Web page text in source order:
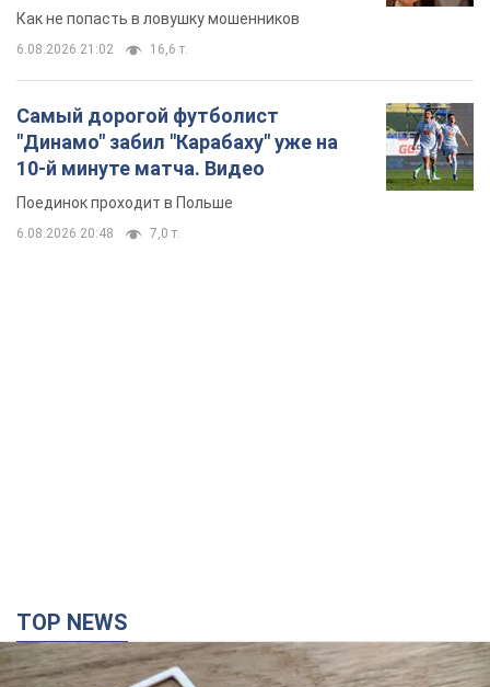
Как не попасть в ловушку мошенников
6.08.2026 21:02 16,6 т.
Самый дорогой футболист
"Динамо" забил "Карабаху" уже на
10-й минуте матча. Видео
Поединок проходит в Польше
6.08.2026 20:48 7,0 т.
TOP NEWS